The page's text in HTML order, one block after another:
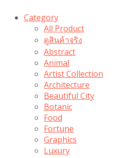
Category
All Product
ดูสินค้าจริง
Abstract
Animal
Artist Collection
Architecture
Beautiful City
Botanic
Food
Fortune
Graphics
Luxury